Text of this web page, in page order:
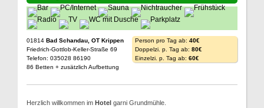
01814 Bad Schandau, OT Krippen
Friedrich-Gottlob-Keller-Straße 69
Telefon: 035028 86190
86 Betten + zusätzlich Aufbettung
Person pro Tag ab: 40€
Doppelzi. p. Tag ab: 80€
Einzelzi. p. Tag ab: 60€
Herzlich willkommen im Hotel garni Grundmühle.